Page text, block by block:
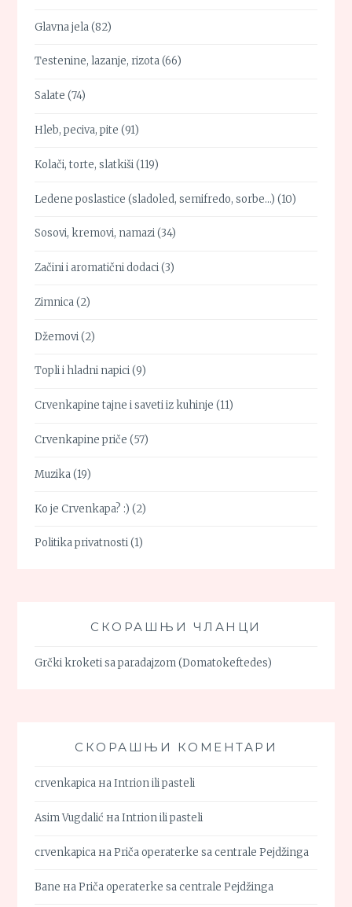
Glavna jela(82)
Testenine, lazanje, rizota(66)
Salate (74)
Hleb, peciva, pite (91)
Kolači, torte, slatkiši(119)
Ledene poslastice (sladoled, semifredo, sorbe…) (10)
Sosovi, kremovi, namazi(34)
Začini i aromatični dodaci(3)
Zimnica(2)
Džemovi(2)
Topli i hladni napici(9)
Crvenkapine tajne i saveti iz kuhinje (11)
Crvenkapine priče (57)
Muzika(19)
Ko je Crvenkapa? :) (2)
Politika privatnosti(1)
СКОРАШЊИ ЧЛАНЦИ
Grčki kroketi sa paradajzom (Domatokeftedes)
СКОРАШЊИ КОМЕНТАРИ
crvenkapica наIntrion ili pasteli
Asim Vugdalić наIntrion ili pasteli
crvenkapica наPriča operaterke sa centrale Pejdžinga
Bane наPriča operaterke sa centrale Pejdžinga